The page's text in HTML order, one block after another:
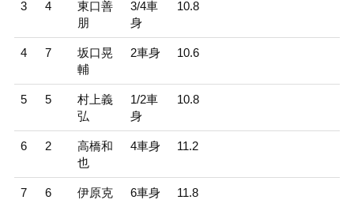
3 4
東口善
朋
3/4車
身
10.8
4 7
坂口晃
輔
2車身 10.6
5 5
村上義
弘
1/2車
身
10.8
6 2
高橋和
也
4車身 11.2
7 6
伊原克
6車身 11.8